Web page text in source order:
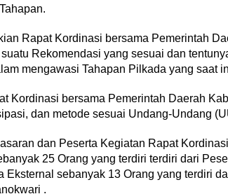
Rapat Kordinasi bersama Pemerintah
Rekomendasi yang sesuai dan
mengawasi Tahapan Pilkada yang saat
Kordinasi bersama Pemerintah Daerah
dan metode sesuai Undang-Undang
dan Peserta Kegiatan Rapat
25 Orang yang terdiri terdiri dari
Eksternal sebanyak 13 Orang yang terdiri
.